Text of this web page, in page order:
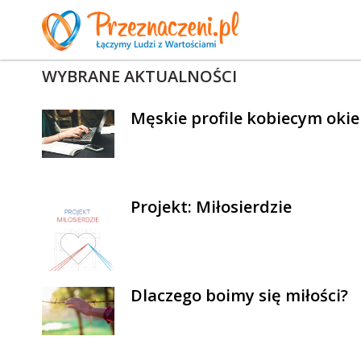
WYBRANE AKTUALNOŚCI
Męskie profile kobiecym
Projekt: Miłosierdzie
Dlaczego boimy się miłości?